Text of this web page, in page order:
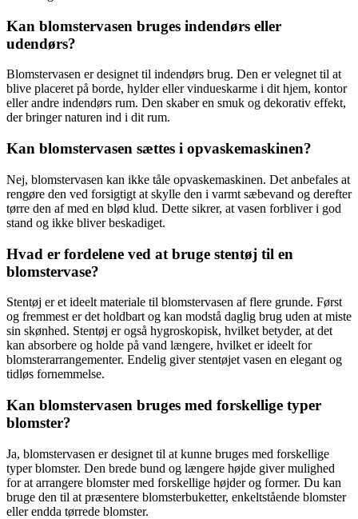
Kan blomstervasen bruges indendørs eller
udendørs?
Blomstervasen er designet til indendørs brug. Den er velegnet til at
blive placeret på borde, hylder eller vindueskarme i dit hjem, kontor
eller andre indendørs rum. Den skaber en smuk og dekorativ effekt,
der bringer naturen ind i dit rum.
Kan blomstervasen sættes i opvaskemaskinen?
Nej, blomstervasen kan ikke tåle opvaskemaskinen. Det anbefales at
rengøre den ved forsigtigt at skylle den i varmt sæbevand og derefter
tørre den af med en blød klud. Dette sikrer, at vasen forbliver i god
stand og ikke bliver beskadiget.
Hvad er fordelene ved at bruge stentøj til en
blomstervase?
Stentøj er et ideelt materiale til blomstervasen af flere grunde. Først
og fremmest er det holdbart og kan modstå daglig brug uden at miste
sin skønhed. Stentøj er også hygroskopisk, hvilket betyder, at det
kan absorbere og holde på vand længere, hvilket er ideelt for
blomsterarrangementer. Endelig giver stentøjet vasen en elegant og
tidløs fornemmelse.
Kan blomstervasen bruges med forskellige typer
blomster?
Ja, blomstervasen er designet til at kunne bruges med forskellige
typer blomster. Den brede bund og længere højde giver mulighed
for at arrangere blomster med forskellige højder og former. Du kan
bruge den til at præsentere blomsterbuketter, enkeltstående blomster
eller endda tørrede blomster.